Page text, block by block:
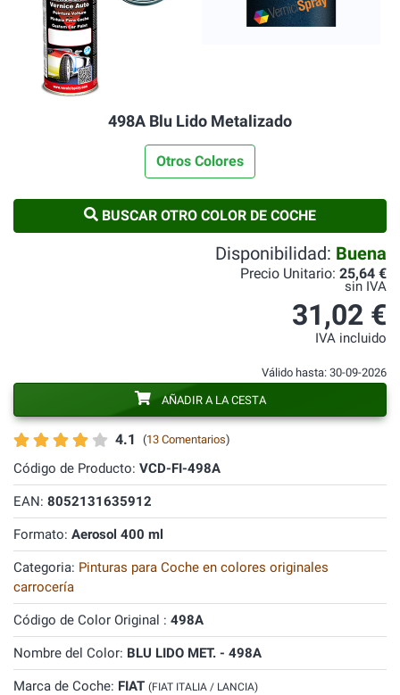
498A Blu Lido Metalizado
Otros Colores
BUSCAR OTRO COLOR DE COCHE
4.1 (13 Comentarios)
Código de Producto: VCD-FI-498A
EAN: 8052131635912
Formato: Aerosol 400 ml
Categoria: Pinturas para Coche en colores originales
carrocería
Código de Color Original : 498A
Nombre del Color: BLU LIDO MET. - 498A
Marca de Coche: FIAT (FIAT ITALIA / LANCIA)
Disponibilidad: Buena
Precio Unitario: 25,64 €
sin IVA
31,02 €
IVA incluido
Válido hasta: 30-09-2026
AÑADIR A LA CESTA